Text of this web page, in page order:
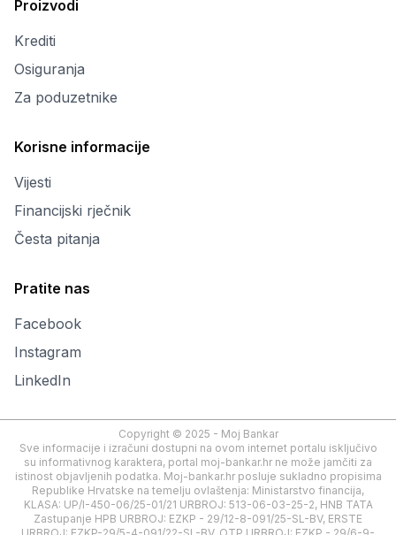
Proizvodi
Krediti
Osiguranja
Za poduzetnike
Korisne informacije
Vijesti
Financijski rječnik
Česta pitanja
Pratite nas
Facebook
Instagram
LinkedIn
Copyright © 2025 - Moj Bankar
Sve informacije i izračuni dostupni na ovom internet portalu isključivo
su informativnog karaktera, portal moj-bankar.hr ne može jamčiti za
istinost objavljenih podatka. Moj-bankar.hr posluje sukladno propisima
Republike Hrvatske na temelju ovlaštenja: Ministarstvo financija,
KLASA: UP/I-450-06/25-01/21 URBROJ: 513-06-03-25-2, HNB TATA
Zastupanje HPB URBROJ: EZKP - 29/12-8-091/25-SL-BV, ERSTE